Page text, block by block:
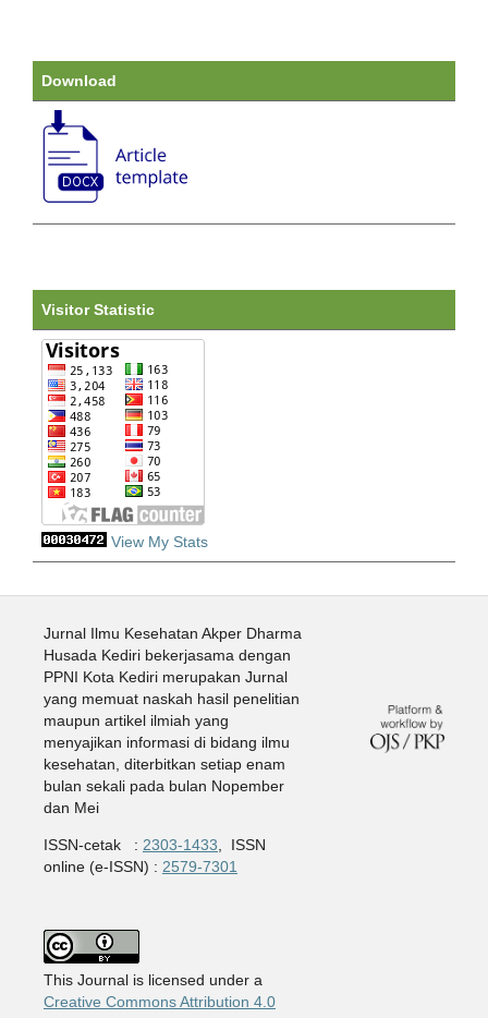
Download
Visitor Statistic
View My Stats
Jurnal Ilmu Kesehatan Akper Dharma
Husada Kediri bekerjasama dengan
PPNI Kota Kediri merupakan Jurnal
yang memuat naskah hasil penelitian
maupun artikel ilmiah yang
menyajikan informasi di bidang ilmu
kesehatan, diterbitkan setiap enam
bulan sekali pada bulan Nopember
dan Mei
ISSN-cetak : 2303-1433 , ISSN
online (e-ISSN) : 2579-7301
This Journal is licensed under a
Creative Commons Attribution 4.0